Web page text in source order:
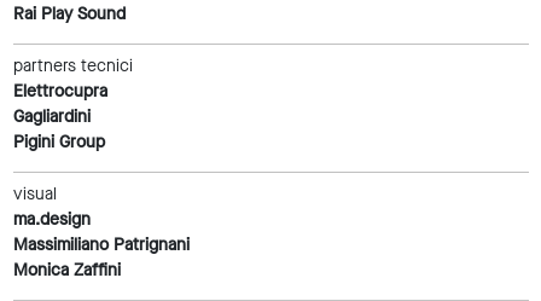
Rai Play Sound
partners tecnici
Elettrocupra
Gagliardini
Pigini Group
visual
ma.design
Massimiliano Patrignani
Monica Zaffini